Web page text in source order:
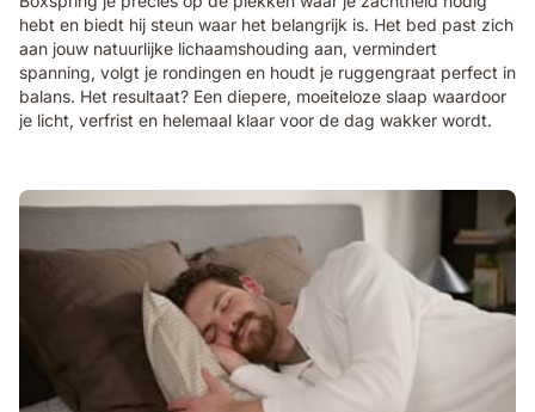
hebt en biedt hij steun waar het belangrijk is. Het bed past zich
aan jouw natuurlijke lichaamshouding aan, vermindert
spanning, volgt je rondingen en houdt je ruggengraat perfect in
balans. Het resultaat? Een diepere, moeiteloze slaap waardoor
je licht, verfrist en helemaal klaar voor de dag wakker wordt.